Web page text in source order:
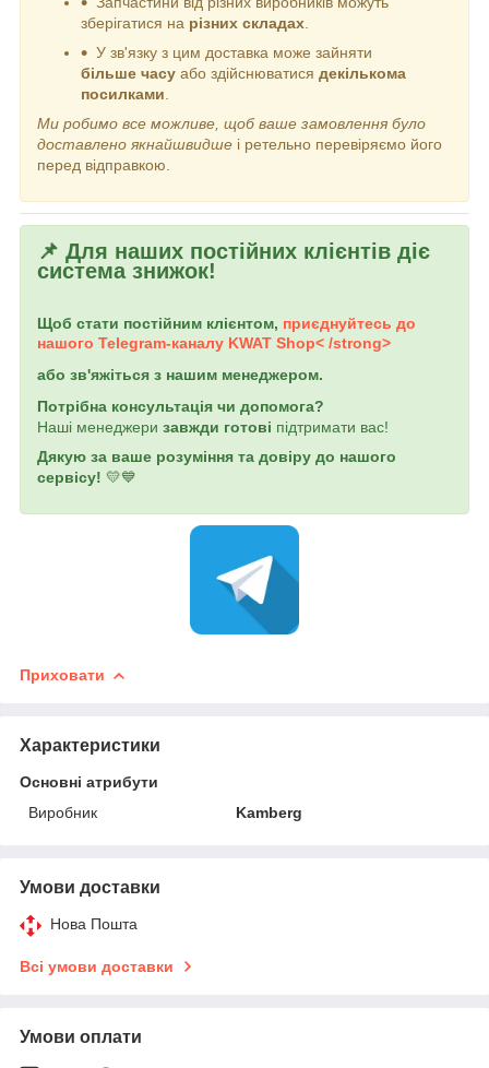
зберігатися на різних складах.
У зв'язку з цим доставка може зайняти
більше часу або здійснюватися декількома
посилками.
Ми робимо все можливе, щоб ваше замовлення було
доставлено якнайшвидше і ретельно перевіряємо його
перед відправкою.
📌 Для наших постійних клієнтів діє
система знижок!
Щоб стати постійним клієнтом, приєднуйтесь до
нашого Telegram-каналу KWAT Shop< /strong>
або зв'яжіться з нашим менеджером.
Потрібна консультація чи допомога?
Наші менеджери завжди готові підтримати вас!
Дякую за ваше розуміння та довіру до нашого
сервісу! 💛💙
Приховати
Характеристики
Основні атрибути
Виробник
Kamberg
Умови доставки
Нова Пошта
Всі умови доставки
Умови оплати